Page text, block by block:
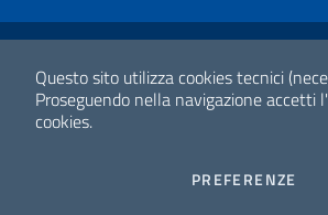
Questo sito utilizza cookies tecnici
Proseguendo nella navigazione accetti
cookies.
PREFERENZE
Link Utili